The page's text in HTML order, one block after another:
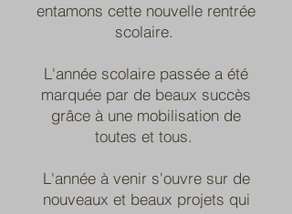
entamons cette nouvelle rentrée
scolaire.
L'année scolaire passée a été
marquée par de beaux succès
grâce à une mobilisation de
toutes et tous.
L'année à venir s'ouvre sur de
nouveaux et beaux projets qui